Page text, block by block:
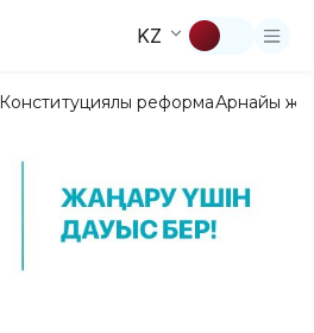
KZ
Конституциялық реформаАрнайы